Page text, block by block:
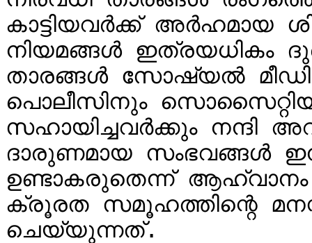
കാട്ടിയവർക്ക് അർഹമായ
നിയമങ്ങൾ ഇത്രയധികം
താരങ്ങൾ സോഷ്യൽ
പൊലീസിനും
സഹായിച്ചവർക്കും നന്ദി
ദാരുണമായ സംഭവങ്ങൾ
ഉണ്ടാകരുതെന്ന്
ക്രൂരത സമൂഹത്തിന്റെ
ചെയ്യുന്നത്.